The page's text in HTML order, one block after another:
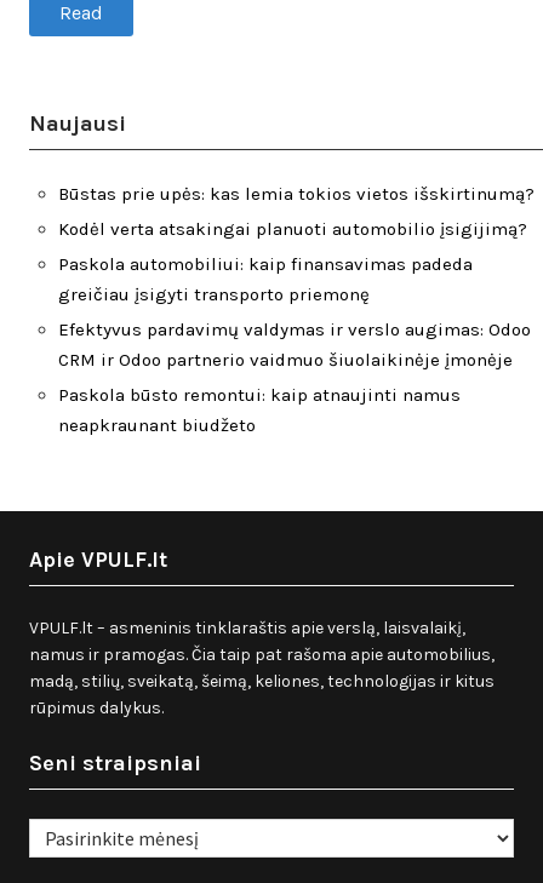
Read
Naujausi
Būstas prie upės: kas lemia tokios vietos išskirtinumą?
Kodėl verta atsakingai planuoti automobilio įsigijimą?
Paskola automobiliui: kaip finansavimas padeda
greičiau įsigyti transporto priemonę
Efektyvus pardavimų valdymas ir verslo augimas: Odoo
CRM ir Odoo partnerio vaidmuo šiuolaikinėje įmonėje
Paskola būsto remontui: kaip atnaujinti namus
neapkraunant biudžeto
Apie VPULF.lt
VPULF.lt – asmeninis tinklaraštis apie verslą, laisvalaikį,
namus ir pramogas. Čia taip pat rašoma apie automobilius,
madą, stilių, sveikatą, šeimą, keliones, technologijas ir kitus
rūpimus dalykus.
Seni straipsniai
Seni
straipsniai